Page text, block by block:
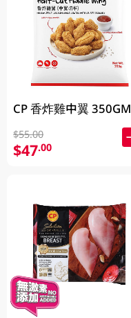
CP 香炸雞中翼 350GM
$55.00
$47.00